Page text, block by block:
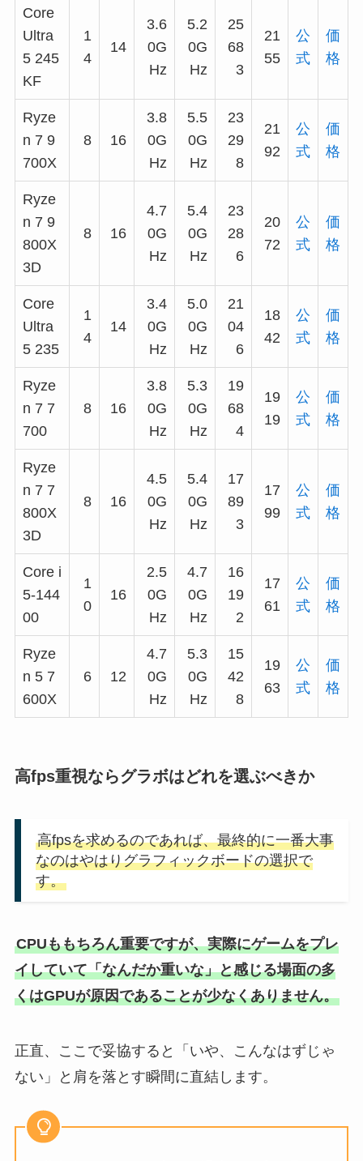
Core
Ultra
5 245
KF
1
4
14
3.6
0G
Hz
5.2
0G
Hz
25
68
3
21
55
公
式
価
格
Ryze
n 7 9
700X
8 16
3.8
0G
Hz
5.5
0G
Hz
23
29
8
21
92
公
式
価
格
Ryze
n 7 9
800X
3D
8 16
4.7
0G
Hz
5.4
0G
Hz
23
28
6
20
72
公
式
価
格
Core
Ultra
5 235
1
4
14
3.4
0G
Hz
5.0
0G
Hz
21
04
6
18
42
公
式
価
格
Ryze
n 7 7
700
8 16
3.8
0G
Hz
5.3
0G
Hz
19
68
4
19
19
公
式
価
格
Ryze
n 7 7
800X
3D
8 16
4.5
0G
Hz
5.4
0G
Hz
17
89
3
17
99
公
式
価
格
Core i
5-144
00
1
0
16
2.5
0G
Hz
4.7
0G
Hz
16
19
2
17
61
公
式
価
格
Ryze
n 5 7
600X
6 12
4.7
0G
Hz
5.3
0G
Hz
15
42
8
19
63
公
式
価
格
高fps重視ならグラボはどれを選ぶべきか
高fpsを求めるのであれば、最終的に一番大事
なのはやはりグラフィックボードの選択で
す。
CPUももちろん重要ですが、実際にゲームをプレ
イしていて「なんだか重いな」と感じる場面の多
くはGPUが原因であることが少なくありません。
正直、ここで妥協すると「いや、こんなはずじゃ
ない」と肩を落とす瞬間に直結します。